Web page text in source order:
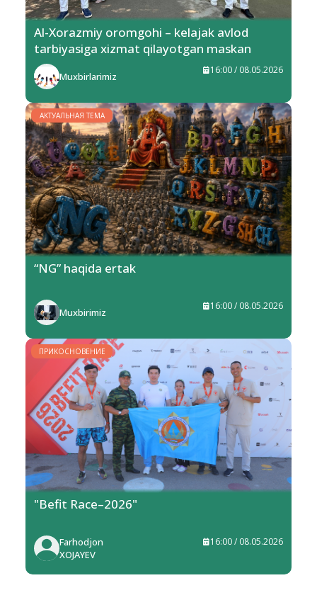
Al-Xorazmiy oromgohi – kelajak avlod
tarbiyasiga xizmat qilayotgan maskan
Muxbirlarimiz
16:00 / 08.05.2026
АКТУАЛЬНАЯ ТЕМА
“NG” haqida ertak
Muxbirimiz
16:00 / 08.05.2026
ПРИКОСНОВЕНИЕ
"Befit Race–2026"
Farhodjon
XOJAYEV
16:00 / 08.05.2026